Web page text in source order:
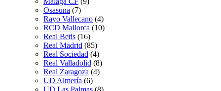
Osasuna (7)
Rayo Vallecano (4)
RCD Mallorca (10)
Real Betis (16)
Real Madrid (85)
Real Sociedad (4)
Real Valladolid (8)
Real Zaragoza (4)
UD Almería (6)
UD Las Palmas (8)